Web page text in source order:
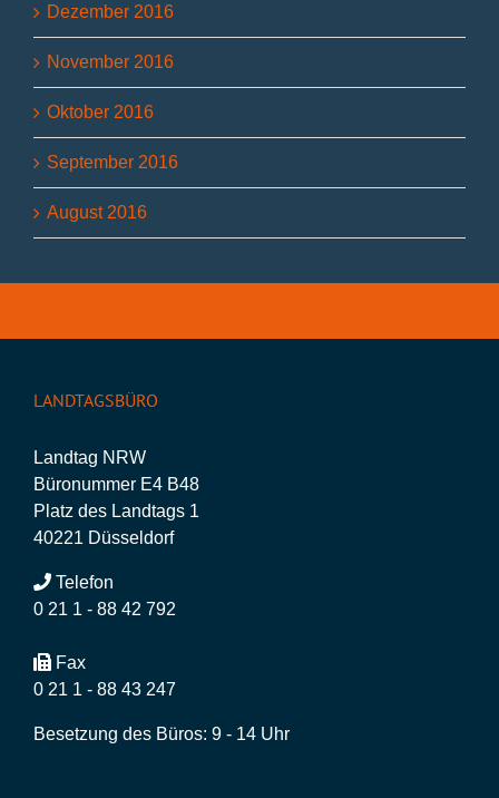
Dezember 2016
November 2016
Oktober 2016
September 2016
August 2016
LANDTAGSBÜRO
Landtag NRW
Büronummer E4 B48
Platz des Landtags 1
40221 Düsseldorf
Telefon
0 21 1 - 88 42 792
Fax
0 21 1 - 88 43 247
Besetzung des Büros: 9 - 14 Uhr